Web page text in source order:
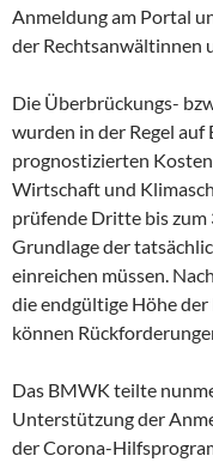
Anmeldung am Portal
der Rechtsanwältinnen
Die Überbrückungs-
wurden in der Regel auf
prognostizierten
Wirtschaft und
prüfende Dritte bis zum
Grundlage der
einreichen müssen.
die endgültige Höhe
können
Das BMWK teilte
Unterstützung der
der Corona-